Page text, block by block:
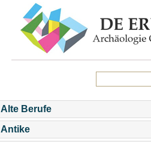
Alte Berufe
Antike